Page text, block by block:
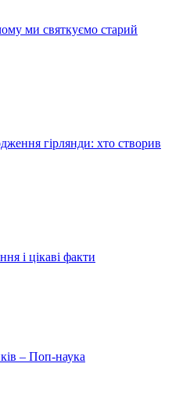
ми святкуємо старий
гірлянди: хто створив
і цікаві факти
– Поп-наука